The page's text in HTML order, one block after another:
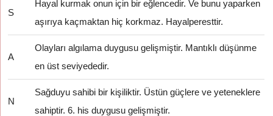
S
Hayal kurmak onun için bir eğlencedir. Ve bunu yaparken
aşırıya kaçmaktan hiç korkmaz. Hayalperesttir.
A
Olayları algılama duygusu gelişmiştir. Mantıklı düşünme
en üst seviyededir.
N
Sağduyu sahibi bir kişiliktir. Üstün güçlere ve yeteneklere
sahiptir. 6. his duygusu gelişmiştir.